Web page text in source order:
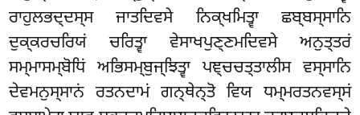
ਰਾਹੁਲਭਦ੍ਦਸ੍ਸ ਜਾਤਦਿਵਸੇ ਨਿਕ੍ਖਮਿਤ੍ਵਾ ਛਬ੍ਬਸ੍ਸਾਨਿ
ਦੁਕ੍ਕਰਚਰਿਯਂ ਚਰਿਤ੍ਵਾ ਵੇਸਾਖਪੁਣ੍ਣਮਦਿਵਸੇ ਅਨੁਤ੍ਤਰਂ
ਸਮ੍ਮਾਸਮ੍ਬੋਧਿਂ ਅਭਿਸਮ੍ਬੁਜ੍ਝਿਤ੍ਵਾ ਪਞ੍ਚਚਤ੍ਤਾਲੀਸ ਵਸ੍ਸਾਨਿ
ਦੇਵਮਨੁਸ੍ਸਾਨਂ ਰਤਨਦਾਮਂ ਗਨ੍ਥੇਨ੍ਤੋ ਵਿਯ ਧਮ੍ਮਰਤਨਵਸ੍ਸਂ